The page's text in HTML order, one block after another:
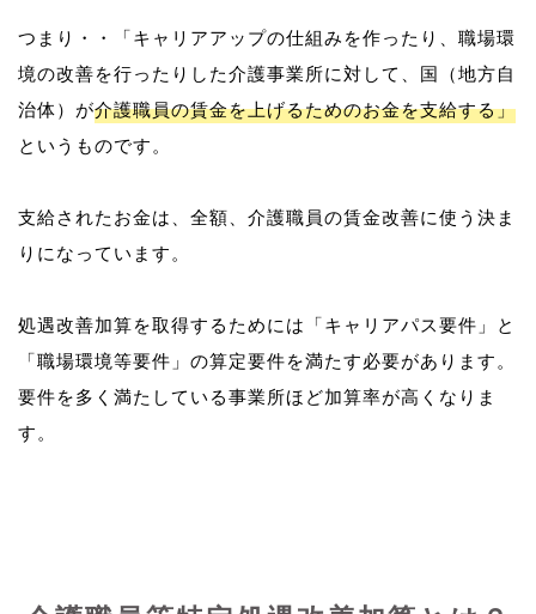
つまり・・「キャリアアップの仕組みを作ったり、職場環
境の改善を行ったりした介護事業所に対して、国（地方自
治体）が介護職員の賃金を上げるためのお金を支給する」
というものです。
支給されたお金は、全額、介護職員の賃金改善に使う決ま
りになっています。
処遇改善加算を取得するためには「キャリアパス要件」と
「職場環境等要件」の算定要件を満たす必要があります。
要件を多く満たしている事業所ほど加算率が高くなりま
す。